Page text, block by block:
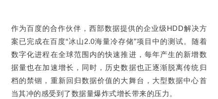
作为百度的合作伙伴，西部数据提供的企业级HDD解决方
案已完成在百度“冰山2.0海量冷存储”项目中的测试。随着
数字化进程在全球范围内的快速推进，每年产生的新增数
据量也在加速增长，同时，历史数据也正逐渐脱离传统归
档的禁锢，重新回归数据价值的大舞台，大型数据中心首
当其冲的感受到了数据量爆炸式增长带来的压力。